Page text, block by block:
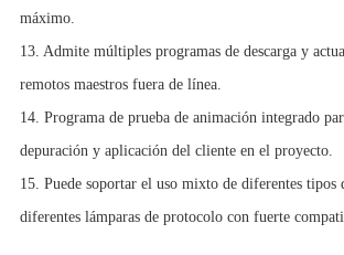
máximo.
13. Admite múltiples programas de descarga y
remotos maestros fuera de línea.
14. Programa de prueba de animación integrado
depuración y aplicación del cliente en el proyecto.
15. Puede soportar el uso mixto de diferentes tipos
diferentes lámparas de protocolo con fuerte